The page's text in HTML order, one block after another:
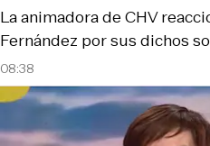
08:38
La animadora de CHV
Fernández por sus dichos